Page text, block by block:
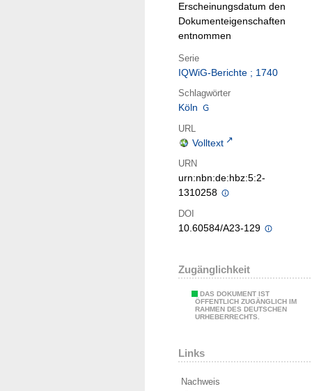
Erscheinungsdatum den
Dokumenteigenschaften
entnommen
Serie
IQWiG-Berichte ; 1740
Schlagwörter
Köln
URL
Volltext
URN
urn:nbn:de:hbz:5:2-
1310258
DOI
10.60584/A23-129
Zugänglichkeit
DAS DOKUMENT IST
ÖFFENTLICH ZUGÄNGLICH IM
RAHMEN DES DEUTSCHEN
URHEBERRECHTS.
Links
Nachweis